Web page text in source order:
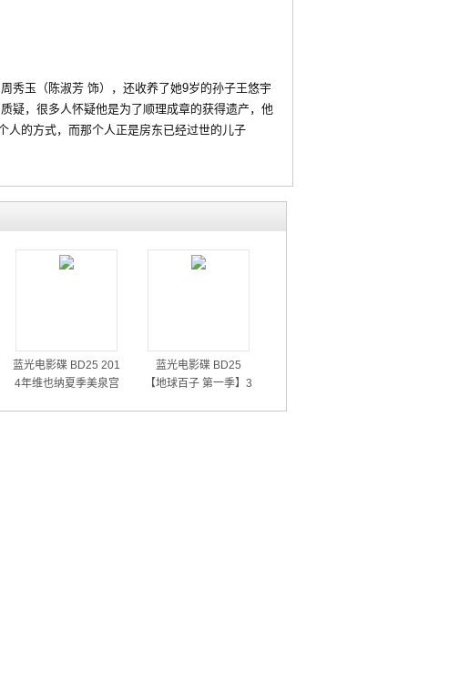
玉（陈淑芳 饰），还收养了她9岁的孙子王悠宇
疑，很多人怀疑他是为了顺理成章的获得遗产，他
人的方式，而那个人正是房东已经过世的儿子
蓝光电影碟 BD25 201
4年维也纳夏季美泉宫
蓝光电影碟 BD25
【地球百子 第一季】3